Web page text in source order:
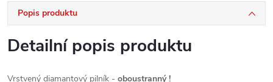
Popis produktu
Detailní popis produktu
Vrstvený diamantový pilník - oboustranný !